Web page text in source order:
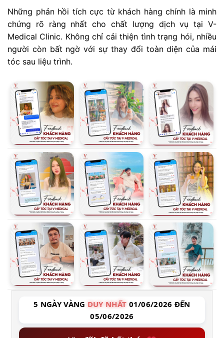
Những phản hồi tích cực từ khách hàng chính là minh
chứng rõ ràng nhất cho chất lượng dịch vụ tại V-
Medical Clinic. Không chỉ cải thiện tình trạng hói, nhiều
người còn bất ngờ với sự thay đổi toàn diện của mái
tóc sau liệu trình.
5 NGÀY VÀNG DUY NHẤT 01/06/2026 ĐẾN
05/06/2026